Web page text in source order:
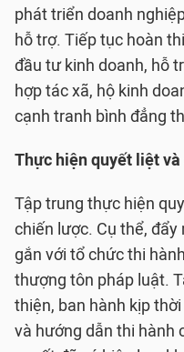
phát triển doanh
hỗ trợ. Tiếp tục hoàn
đầu tư kinh doanh, hỗ
hợp tác xã, hộ kinh
cạnh tranh bình đẳng
Thực hiện quyết liệt
Tập trung thực hiện
chiến lược. Cụ thể,
gắn với tổ chức thi
thượng tôn pháp luật.
thiện, ban hành kịp
và hướng dẫn thi hành